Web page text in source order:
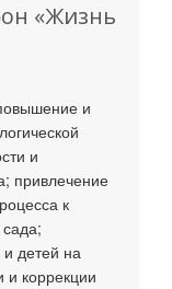
«Жизнь
и
и
привлечение
к
детей на
и коррекции